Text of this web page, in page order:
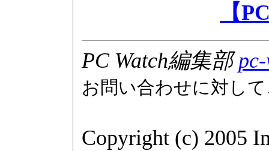
【
PC Watch編集部
お問い合わせに対し
Copyright (c) 2005